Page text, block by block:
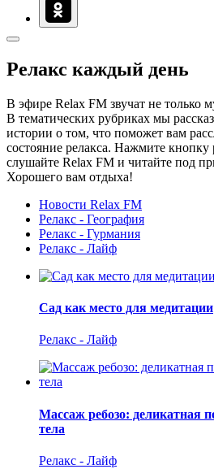
Релакс каждый день
В эфире Relax FM звучат не только
В тематических рубриках мы
истории о том, что поможет вам
состояние релакса. Нажмите кнопку
слушайте Relax FM и читайте под
Хорошего вам отдыха!
Новости Relax FM
Релакс - География
Релакс - Гурмания
Релакс - Лайф
Сад как место для медитации
Релакс - Лайф
Массаж ребозо: деликатная
тела
Релакс - Лайф